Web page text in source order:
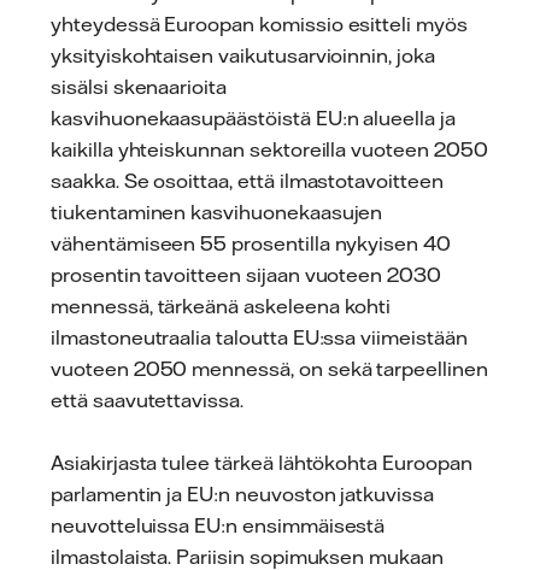
yhteydessä Euroopan komissio esitteli myös
yksityiskohtaisen vaikutusarvioinnin, joka
sisälsi skenaarioita
kasvihuonekaasupäästöistä EU:n alueella ja
kaikilla yhteiskunnan sektoreilla vuoteen 2050
saakka. Se osoittaa, että ilmastotavoitteen
tiukentaminen kasvihuonekaasujen
vähentämiseen 55 prosentilla nykyisen 40
prosentin tavoitteen sijaan vuoteen 2030
mennessä, tärkeänä askeleena kohti
ilmastoneutraalia taloutta EU:ssa viimeistään
vuoteen 2050 mennessä, on sekä tarpeellinen
että saavutettavissa.
Asiakirjasta tulee tärkeä lähtökohta Euroopan
parlamentin ja EU:n neuvoston jatkuvissa
neuvotteluissa EU:n ensimmäisestä
ilmastolaista. Pariisin sopimuksen mukaan